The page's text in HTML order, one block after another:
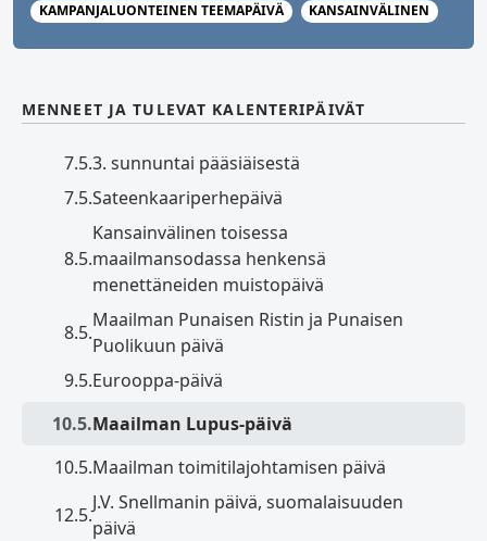
KAMPANJALUONTEINEN TEEMAPÄIVÄ KANSAINVÄLINEN
MENNEET JA TULEVAT KALENTERIPÄIVÄT
7.5.3. sunnuntai pääsiäisestä
7.5.Sateenkaariperhepäivä
8.5.
Kansainvälinen toisessa
maailmansodassa henkensä
menettäneiden muistopäivä
8.5.
Maailman Punaisen Ristin ja Punaisen
Puolikuun päivä
9.5.Eurooppa-päivä
10.5.Maailman Lupus-päivä
10.5.Maailman toimitilajohtamisen päivä
12.5.
J.V. Snellmanin päivä, suomalaisuuden
päivä